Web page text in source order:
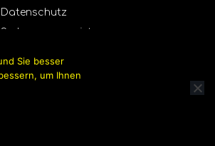
Datenschutz
So kann man mieten
Sie besser
um Ihnen